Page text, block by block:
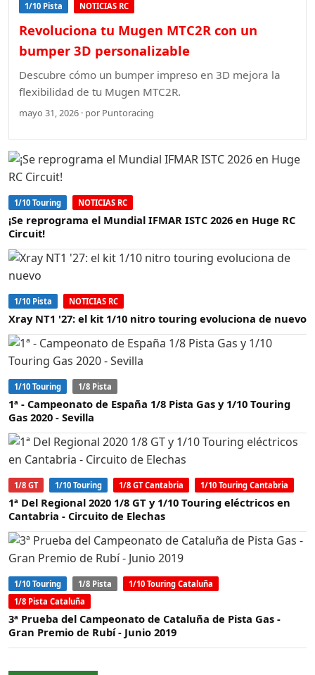
1/10 Pista NOTICIAS RC
Revoluciona tu Mugen MTC2R con un
bumper 3D personalizable
Descubre cómo un bumper impreso en 3D mejora la
flexibilidad de tu Mugen MTC2R.
mayo 31, 2026 · por Puntoracing
1/10 Touring NOTICIAS RC
¡Se reprograma el Mundial IFMAR ISTC 2026 en Huge RC
Circuit!
1/10 Pista NOTICIAS RC
Xray NT1 '27: el kit 1/10 nitro touring evoluciona de nuevo
1/10 Touring 1/8 Pista
1ª - Campeonato de España 1/8 Pista Gas y 1/10 Touring
Gas 2020 - Sevilla
1/8 GT 1/10 Touring 1/8 GT Cantabria 1/10 Touring Cantabria
1ª Del Regional 2020 1/8 GT y 1/10 Touring eléctricos en
Cantabria - Circuito de Elechas
1/10 Touring 1/8 Pista
1/10 Touring Cataluña
1/8 Pista Cataluña
3ª Prueba del Campeonato de Cataluña de Pista Gas -
Gran Premio de Rubí - Junio 2019